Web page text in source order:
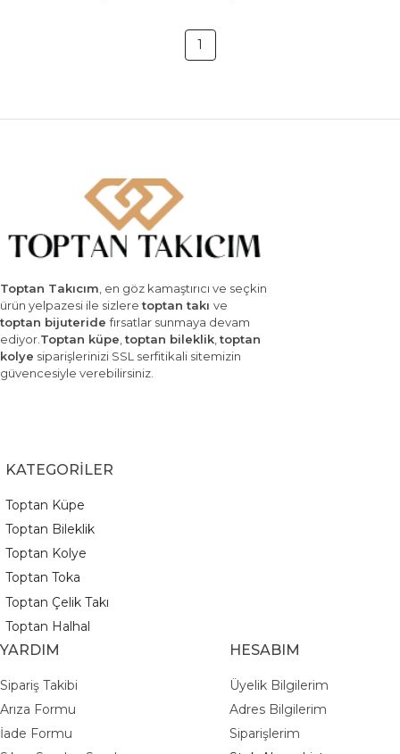
1
Toptan Takıcım , en göz kamaştırıcı ve seçkin
ürün yelpazesi ile sizleretoptan takı ve
toptan bijuteridefırsatlar sunmaya devam
ediyor. Toptan küpe ,toptan bileklik ,toptan
kolye siparişlerinizi SSL serfitikali sitemizin
güvencesiyle verebilirsiniz.
KATEGORİLER
Toptan Küpe
Toptan Bileklik
Toptan Kolye
Toptan Toka
Toptan Çelik Takı
Toptan Halhal
YARDIM
Sipariş Takibi
Arıza Formu
İade Formu
HESABIM
Üyelik Bilgilerim
Adres Bilgilerim
Siparişlerim